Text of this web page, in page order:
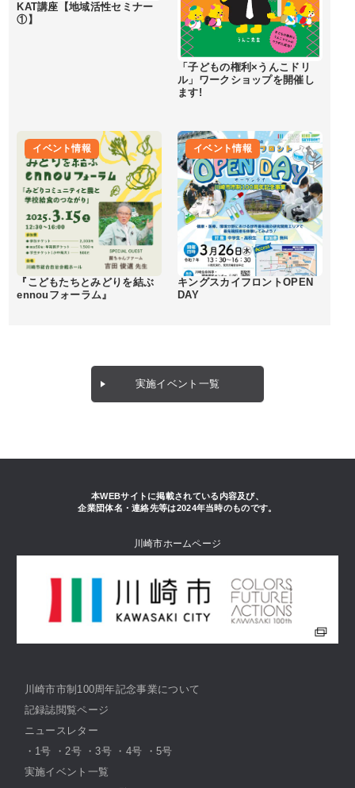
KAT講座【地域活性セミナー
①】
「子どもの権利×うんこドリ
ル」ワークショップを開催し
ます!
イベント情報
『こどもたちとみどりを結ぶ
ennouフォーラム』
イベント情報
キングスカイフロントOPEN
DAY
実施イベント一覧
本WEBサイトに掲載されている内容及び、
企業団体名・連絡先等は2024年当時のものです。
川崎市ホームページ
川崎市市制100周年記念事業について
記録誌閲覧ページ
ニュースレター
・ 1号 ・ 2号・3号 ・ 4号 ・ 5号
実施イベント一覧